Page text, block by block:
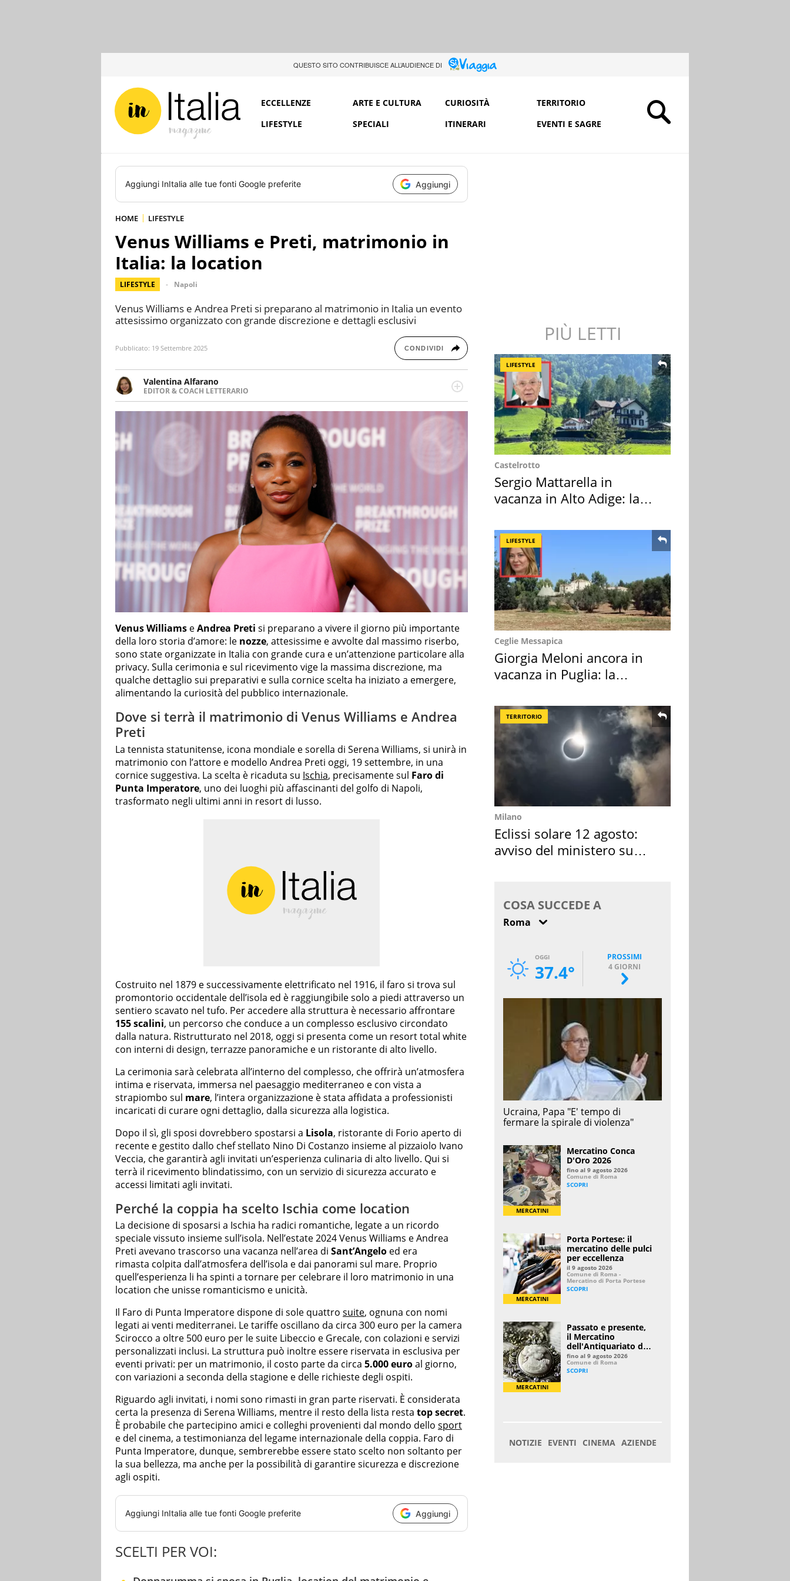
QUESTO SITO CONTRIBUISCE ALL’AUDIENCE DI
ECCELLENZE ARTE E CULTURA CURIOSITÀ
TERRITORIO
LIFESTYLE
SPECIALI ITINERARI EVENTI E SAGRE
Aggiungi InItalia alle tue fonti Google preferite Aggiungi
HOME LIFESTYLE
Venus Williams e Preti, matrimonio in
Italia: la location
LIFESTYLE Napoli
Venus Williams e Andrea Preti si preparano al matrimonio in Italia un evento
attesissimo organizzato con grande discrezione e dettagli esclusivi
Pubblicato: 19 Settembre 2025 CONDIVIDI
Valentina Alfarano
EDITOR & COACH LETTERARIO
Lavorare con le storie è la mia missione! Specializzata in storytelling di viaggi,
lavoro come editor di narrativa e coach di scrittura creativa.
Venus Williams eAndrea Preti si preparano a vivere il giorno più importante
della loro storia d’amore: le nozze, attesissime e avvolte dal massimo riserbo,
sono state organizzate in Italia con grande cura e un’attenzione particolare alla
privacy. Sulla cerimonia e sul ricevimento vige la massima discrezione, ma
qualche dettaglio sui preparativi e sulla cornice scelta ha iniziato a emergere,
alimentando la curiosità del pubblico internazionale.
Dove si terrà il matrimonio di Venus Williams e Andrea
Preti
La tennista statunitense, icona mondiale e sorella di Serena Williams, si unirà in
matrimonio con l’attore e modello Andrea Preti oggi, 19 settembre, in una
cornice suggestiva. La scelta è ricaduta su Ischia, precisamente sul Faro di
Punta Imperatore, uno dei luoghi più affascinanti del golfo di Napoli,
trasformato negli ultimi anni in resort di lusso.
Costruito nel 1879 e successivamente elettrificato nel 1916, il faro si trova sul
promontorio occidentale dell’isola ed è raggiungibile solo a piedi attraverso un
sentiero scavato nel tufo. Per accedere alla struttura è necessario affrontare
155 scalini, un percorso che conduce a un complesso esclusivo circondato
dalla natura. Ristrutturato nel 2018, oggi si presenta come un resort total white
con interni di design, terrazze panoramiche e un ristorante di alto livello.
La cerimonia sarà celebrata all’interno del complesso, che offrirà un’atmosfera
intima e riservata, immersa nel paesaggio mediterraneo e con vista a
strapiombo sul mare, l’intera organizzazione è stata affidata a professionisti
incaricati di curare ogni dettaglio, dalla sicurezza alla logistica.
Dopo il sì, gli sposi dovrebbero spostarsi a Lisola, ristorante di Forio aperto di
recente e gestito dallo chef stellato Nino Di Costanzo insieme al pizzaiolo Ivano
Veccia, che garantirà agli invitati un’esperienza culinaria di alto livello. Qui si
terrà il ricevimento blindatissimo, con un servizio di sicurezza accurato e
accessi limitati agli invitati.
Perché la coppia ha scelto Ischia come location
La decisione di sposarsi a Ischia ha radici romantiche, legate a un ricordo
speciale vissuto insieme sull’isola. Nell’estate 2024 Venus Williams e Andrea
Preti avevano trascorso una vacanza nell’area di Sant’Angelo ed era
rimasta colpita dall’atmosfera dell’isola e dai panorami sul mare. Proprio
quell’esperienza li ha spinti a tornare per celebrare il loro matrimonio in una
location che unisse romanticismo e unicità.
Il Faro di Punta Imperatore dispone di sole quattro suite, ognuna con nomi
legati ai venti mediterranei. Le tariffe oscillano da circa 300 euro per la camera
Scirocco a oltre 500 euro per le suite Libeccio e Grecale, con colazioni e servizi
personalizzati inclusi. La struttura può inoltre essere riservata in esclusiva per
eventi privati: per un matrimonio, il costo parte da circa 5.000 euroal giorno,
con variazioni a seconda della stagione e delle richieste degli ospiti.
Riguardo agli invitati, i nomi sono rimasti in gran parte riservati. È considerata
certa la presenza di Serena Williams, mentre il resto della lista resta top secret.
È probabile che partecipino amici e colleghi provenienti dal mondo dello sport
e del cinema, a testimonianza del legame internazionale della coppia. Faro di
Punta Imperatore, dunque, sembrerebbe essere stato scelto non soltanto per
la sua bellezza, ma anche per la possibilità di garantire sicurezza e discrezione
agli ospiti.
Aggiungi InItalia alle tue fonti Google preferite Aggiungi
SCELTI PER VOI:
PIÙ LETTI
LIFESTYLE
Castelrotto
Sergio Mattarella in
vacanza in Alto Adige: la
LIFESTYLE
Ceglie Messapica
Giorgia Meloni ancora in
vacanza in Puglia: la
TERRITORIO
Milano
Eclissi solare 12 agosto:
avviso del ministero su